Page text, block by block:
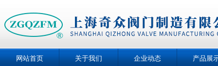
网站首页 关于我们 企业动态 产品展